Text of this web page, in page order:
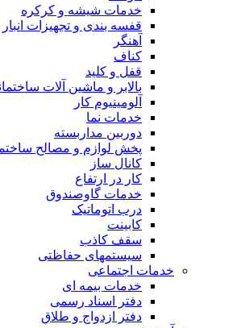
خدمات شیشه و کرکره
قفسه بندی و تجهیزات انبار
آهنگر
کناف
قفل و کلید
بالابر و ماشین آلات
آلومینیوم کار
خدمات نما
دوربین مداربسته
پخش لوازم و مصالح
کانال ساز
کار در ارتفاع
خدمات گاوصندوق
درب اتوماتیک
کابینت
سقف کاذب
سیستمهای حفاظتی
خدمات اجتماعی
خدمات بیمه ای
دفتر اسناد رسمی
دفتر ازدواج و طلاق